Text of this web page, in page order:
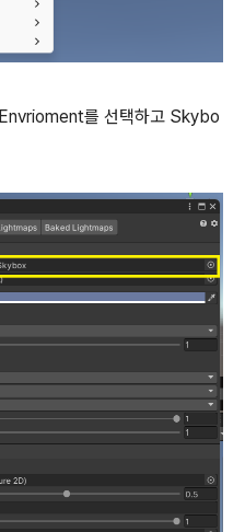
를 선택하고 Skybo